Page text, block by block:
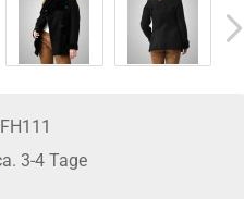
3-4 Tage